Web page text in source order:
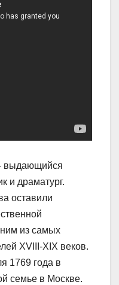
выдающийся
и драматург.
оставили
из самых
XVIII-XIX веков.
1769 года в
семье в Москве.